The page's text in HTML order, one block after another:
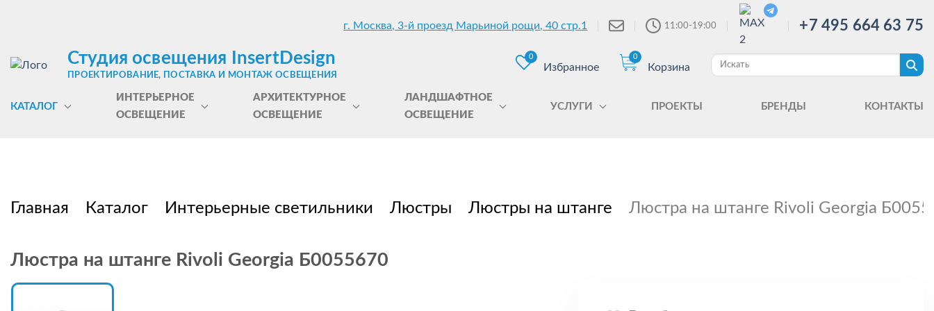
г. Москва, 3-й проезд Марьиной рощи, 40 стр.1 11:00-19:00 +7 495 664 63 75
Студия освещения InsertDesign
ПРОЕКТИРОВАНИЕ, ПОСТАВКА И МОНТАЖ ОСВЕЩЕНИЯ
0
Избранное
0
Корзина
КАТАЛОГ
ИНТЕРЬЕРНОЕ
ОСВЕЩЕНИЕ
АРХИТЕКТУРНОЕ
ОСВЕЩЕНИЕ
ЛАНДШАФТНОЕ
ОСВЕЩЕНИЕ
УСЛУГИ ПРОЕКТЫ БРЕНДЫ КОНТАКТЫ
Главная Каталог Интерьерные светильники Люстры Люстры на штанге Люстра на штанге Rivoli Georgia
Люстра на штанге Rivoli Georgia Б0055670